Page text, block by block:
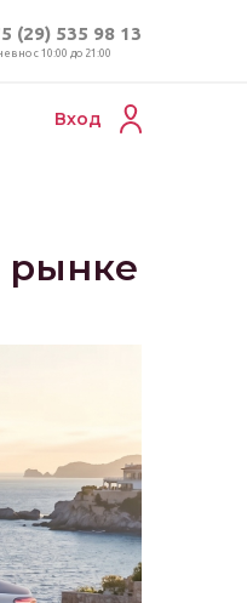
(29) 535 98 13
с 10:00 до 21:00
Вход
рынке